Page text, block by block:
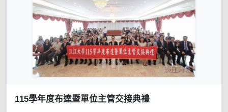
115學年度布達暨單位主管交接典禮